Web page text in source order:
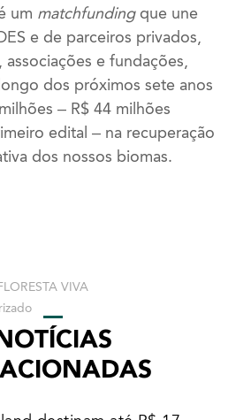
um matchfundingque une
e de parceiros privados,
associações e fundações,
dos próximos sete anos
– R$ 44 milhões
edital – na recuperação
dos nossos biomas.
VIVA